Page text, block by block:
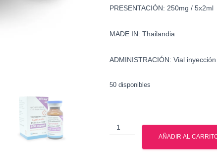
PRESENTACIÓN: 250mg / 5x2ml
MADE IN: Thailandia
ADMINISTRACIÓN: Vial inyección
50 disponibles
Testosterona
Cipionato
AÑADIR AL